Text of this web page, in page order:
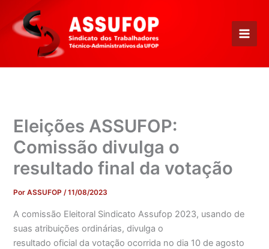
para
conteúdo
Eleições ASSUFOP:
Comissão divulga o
resultado final da votação
PorASSUFOP/11/08/2023
A comissão Eleitoral Sindicato Assufop 2023, usando de
suas atribuições ordinárias, divulga o
resultado oficial da votação ocorrida no dia 10 de agosto